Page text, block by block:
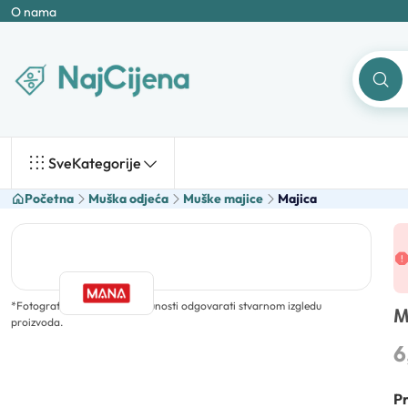
O nama
SveKategorije
Početna Muška odjeća Muške majice Majica
*Fotografija ne mora u potpunosti odgovarati stvarnom izgledu
proizvoda.